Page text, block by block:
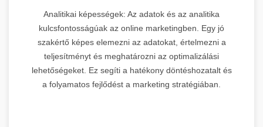
Analitikai képességek: Az adatok és az analitika
kulcsfontosságúak az online marketingben. Egy jó
szakértő képes elemezni az adatokat, értelmezni a
teljesítményt és meghatározni az optimalizálási
lehetőségeket. Ez segíti a hatékony döntéshozatalt és
a folyamatos fejlődést a marketing stratégiában.